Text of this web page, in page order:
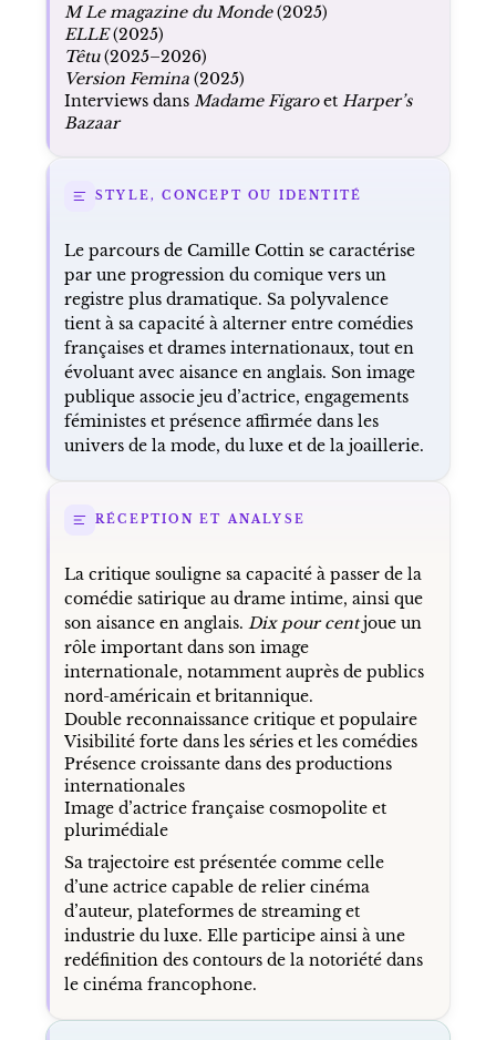
M Le magazine du Monde(2025)
ELLE(2025)
Têtu(2025–2026)
Version Femina(2025)
Interviews dans Madame Figaroet Harper’s
Bazaar
STYLE, CONCEPT OU IDENTITÉ
Le parcours de Camille Cottin se caractérise
par une progression du comique vers un
registre plus dramatique. Sa polyvalence
tient à sa capacité à alterner entre comédies
françaises et drames internationaux, tout en
évoluant avec aisance en anglais. Son image
publique associe jeu d’actrice, engagements
féministes et présence affirmée dans les
univers de la mode, du luxe et de la joaillerie.
RÉCEPTION ET ANALYSE
La critique souligne sa capacité à passer de la
comédie satirique au drame intime, ainsi que
son aisance en anglais. Dix pour centjoue un
rôle important dans son image
internationale, notamment auprès de publics
nord-américain et britannique.
Double reconnaissance critique et populaire
Visibilité forte dans les séries et les comédies
Présence croissante dans des productions
internationales
Image d’actrice française cosmopolite et
plurimédiale
Sa trajectoire est présentée comme celle
d’une actrice capable de relier cinéma
d’auteur, plateformes de streaming et
industrie du luxe. Elle participe ainsi à une
redéfinition des contours de la notoriété dans
le cinéma francophone.